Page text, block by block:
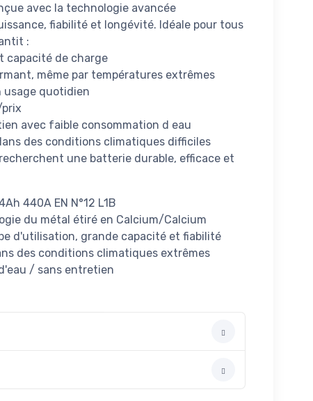
avec la technologie avancée
fiabilité et longévité. Idéale pour tous
:
capacité de charge
même par températures extrêmes
usage quotidien
avec faible consommation d eau
des conditions climatiques difficiles
une batterie durable, efficace et
440A EN N°12 L1B
du métal étiré en Calcium/Calcium
d'utilisation, grande capacité et fiabilité
des conditions climatiques extrêmes
/ sans entretien